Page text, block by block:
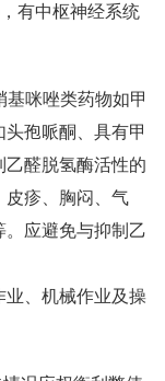
有中枢神经系统
咪唑类药物如甲
孢哌酮、具有甲
醛脱氢酶活性的
皮疹、胸闷、气
应避免与抑制乙
业、机械作业及操